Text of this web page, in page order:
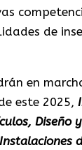
de
en
este 2025,
Diseño